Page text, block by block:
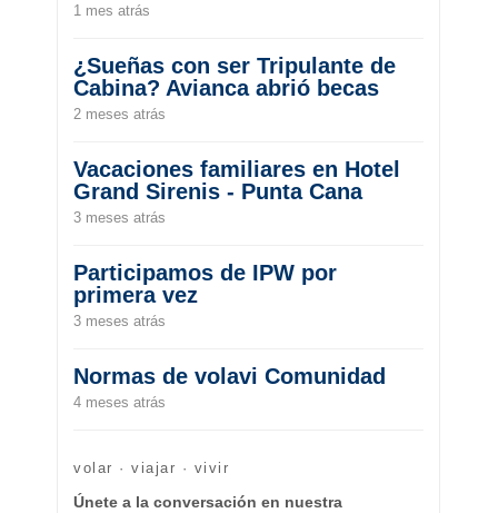
1 mes atrás
¿Sueñas con ser Tripulante de
Cabina? Avianca abrió becas
2 meses atrás
Vacaciones familiares en Hotel
Grand Sirenis - Punta Cana
3 meses atrás
Participamos de IPW por
primera vez
3 meses atrás
Normas de volavi Comunidad
4 meses atrás
volar · viajar · vivir
Únete a la conversación en nuestra